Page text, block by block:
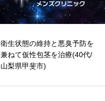
衛生状態の維持と悪臭予防を
兼ねて仮性包茎を治療(40代/
山梨県甲斐市)